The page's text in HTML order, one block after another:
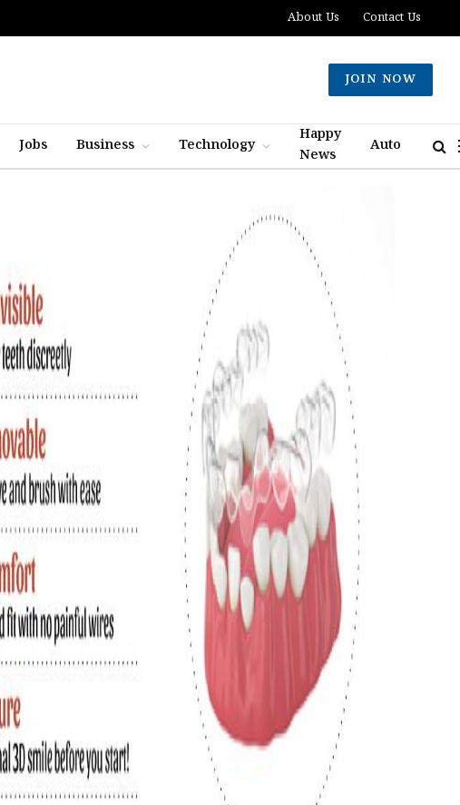
About Us Contact Us
JOIN NOW
Jobs Business Technology
Happy
News
Auto